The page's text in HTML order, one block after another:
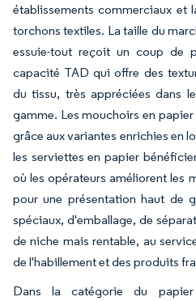
établissements commerciaux et
torchons textiles. La taille du
essuie-tout reçoit un coup de
capacité TAD qui offre des
du tissu, très appréciées dans
gamme. Les mouchoirs en
grâce aux variantes enrichies en
les serviettes en papier
où les opérateurs améliorent les
pour une présentation haut de
spéciaux, d'emballage, de
de niche mais rentable, au
de l'habillement et des produits
Dans la catégorie du papier